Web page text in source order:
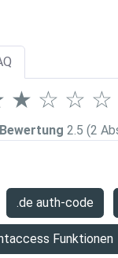
☆
☆
☆
★
2.5 (2
.de auth-code
Funktionen